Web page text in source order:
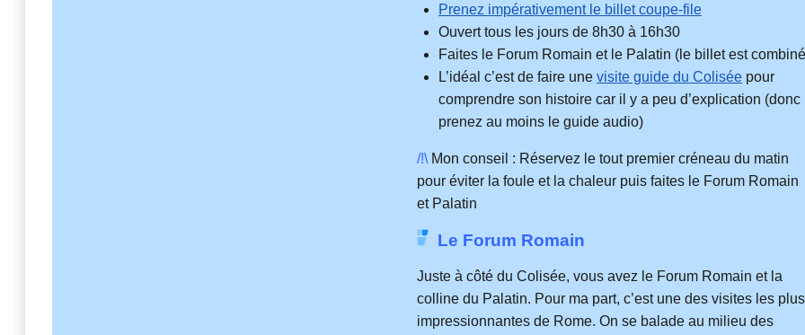
Prenez impérativement le billet coupe-file
Ouvert tous les jours de 8h30 à 16h30
Faites le Forum Romain et le Palatin (le billet est
L’idéal c’est de faire une visite guide du Coliséepour
comprendre son histoire car il y a peu d’explication (donc
prenez au moins le guide audio)
/!\Mon conseil : Réservez le tout premier créneau du matin
pour éviter la foule et la chaleur puis faites le Forum Romain
et Palatin
Le Forum Romain
Juste à côté du Colisée, vous avez le Forum Romain et la
colline du Palatin. Pour ma part, c’est une des visites les plus
impressionnantes de Rome. On se balade au milieu des